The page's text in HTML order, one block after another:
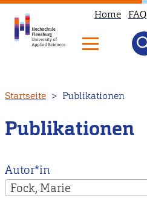
zum
Inhalt
Home FAQ
Startseite Publikationen
Publikationen
Autor*in
Fock, Marie